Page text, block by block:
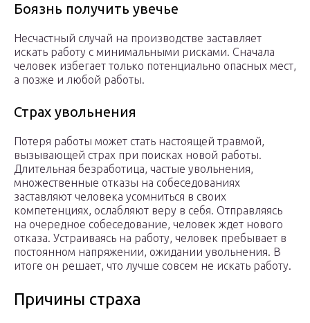
Боязнь получить увечье
Несчастный случай на производстве заставляет
искать работу с минимальными рисками. Сначала
человек избегает только потенциально опасных мест,
а позже и любой работы.
Страх увольнения
Потеря работы может стать настоящей травмой,
вызывающей страх при поисках новой работы.
Длительная безработица, частые увольнения,
множественные отказы на собеседованиях
заставляют человека усомниться в своих
компетенциях, ослабляют веру в себя. Отправляясь
на очередное собеседование, человек ждет нового
отказа. Устраиваясь на работу, человек пребывает в
постоянном напряжении, ожидании увольнения. В
итоге он решает, что лучше совсем не искать работу.
Причины страха